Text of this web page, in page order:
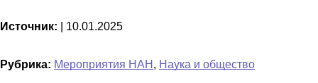
Источник: 10.01.2025
Рубрика: Мероприятия НАН , Наука и общество